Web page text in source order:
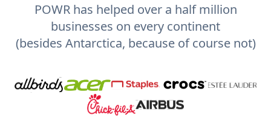
POWR has helped over a half million
businesses on every continent
(besides Antarctica, because of course not)